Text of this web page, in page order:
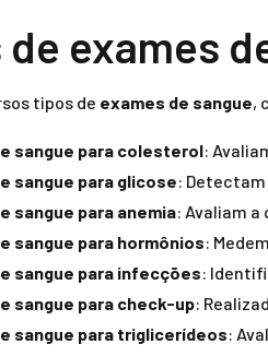
exames
tipos de exames de sangue,
sangue para colesterol:
sangue para glicose:
sangue para anemia: Avaliam
sangue para hormônios:
sangue para infecções:
sangue para check-up:
sangue para triglicerídeos: